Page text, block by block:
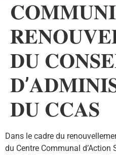
𝐃𝐔
𝐃𝐔 𝐂𝐂𝐀𝐒
Dans le cadre du
du Centre Communal d’Action